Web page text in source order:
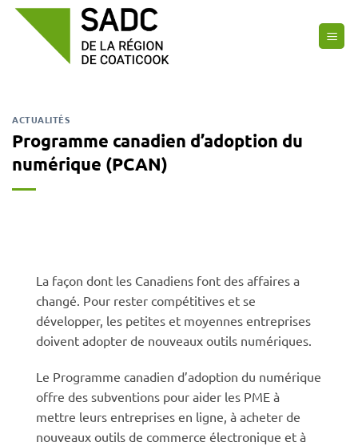
Passer
ACTUALITÉS
Programme canadien d’adoption du
numérique (PCAN)
La façon dont les Canadiens font des affaires a
changé. Pour rester compétitives et se
développer, les petites et moyennes entreprises
doivent adopter de nouveaux outils numériques.
Le Programme canadien d’adoption du numérique
offre des subventions pour aider les PME à
mettre leurs entreprises en ligne, à acheter de
nouveaux outils de commerce électronique et à